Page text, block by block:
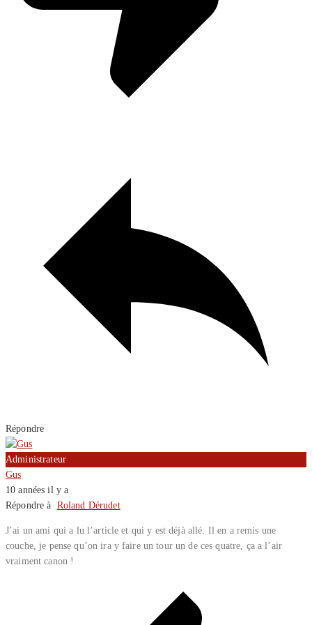
Répondre
Administrateur
Gus
10 années il y a
Répondre à Roland Dérudet
J’ai un ami qui a lu l’article et qui y est déjà allé. Il en a remis une
couche, je pense qu’on ira y faire un tour un de ces quatre, ça a l’air
vraiment canon !